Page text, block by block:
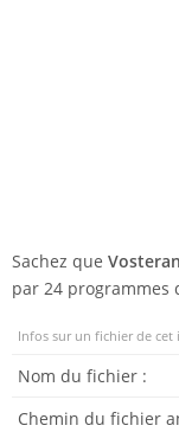
Sachez que Vosteran
par 24 programmes
Infos sur un fichier de cet
Nom du fichier :
Chemin du fichier